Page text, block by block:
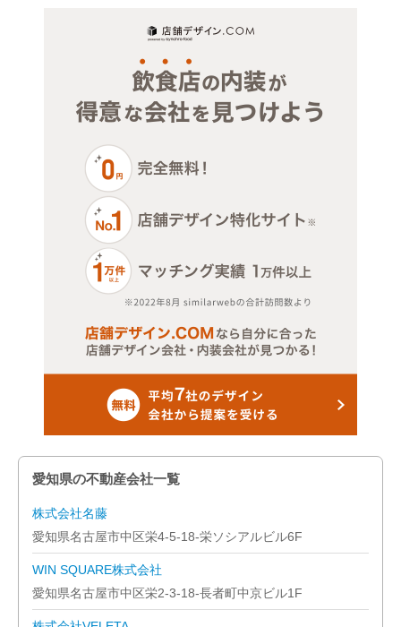
愛知県の不動産会社一覧
株式会社名藤
愛知県名古屋市中区栄4-5-18-栄ソシアルビル6F
WIN SQUARE株式会社
愛知県名古屋市中区栄2-3-18-長者町中京ビル1F